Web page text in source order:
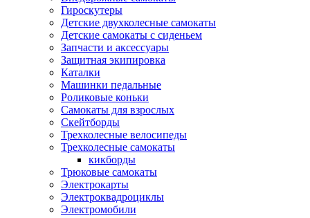
Гироскутеры
Детские двухколесные самокаты
Детские самокаты с сиденьем
Запчасти и аксессуары
Защитная экипировка
Каталки
Машинки педальные
Роликовые коньки
Самокаты для взрослых
Скейтборды
Трехколесные велосипеды
Трехколесные самокаты
кикборды
Трюковые самокаты
Электрокарты
Электроквадроциклы
Электромобили